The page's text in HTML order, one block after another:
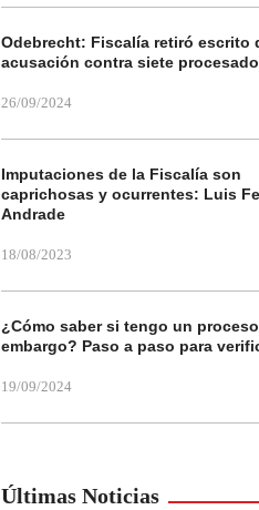
Odebrecht: Fiscalía retiró escrito
acusación contra siete
26/09/2024
Imputaciones de la Fiscalía son
caprichosas y ocurrentes: Luis
Andrade
18/08/2023
¿Cómo saber si tengo un
embargo? Paso a paso para
19/09/2024
Últimas Noticias